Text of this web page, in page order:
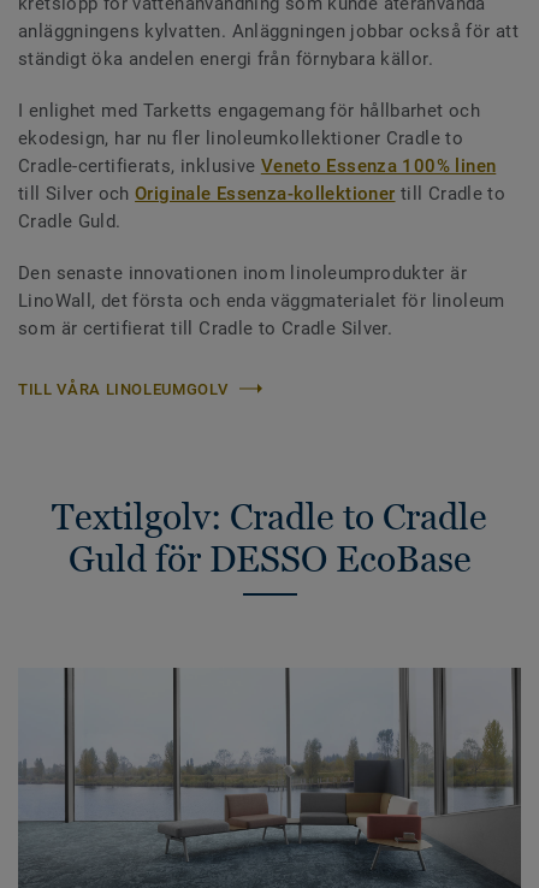
anläggningens kylvatten. Anläggningen jobbar också för att
ständigt öka andelen energi från förnybara källor.
I enlighet med Tarketts engagemang för hållbarhet och
ekodesign, har nu fler linoleumkollektioner Cradle to
Cradle-certifierats, inklusive Veneto Essenza 100% linen
till Silver ochOriginale Essenza-kollektioner till Cradle to
Cradle Guld.
Den senaste innovationen inom linoleumprodukter är
LinoWall, det första och enda väggmaterialet för linoleum
som är certifierat till Cradle to Cradle Silver.
TILL VÅRA LINOLEUMGOLV
Textilgolv: Cradle to Cradle
Guld för DESSO EcoBase